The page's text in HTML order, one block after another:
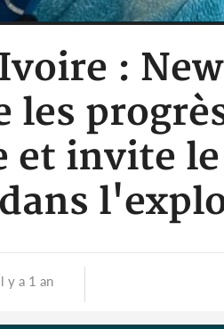
:
les
et invite
dans
y a 1 an